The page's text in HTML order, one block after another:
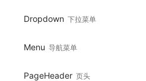
Dropdown 下拉菜单
Menu 导航菜单
PageHeader 页头